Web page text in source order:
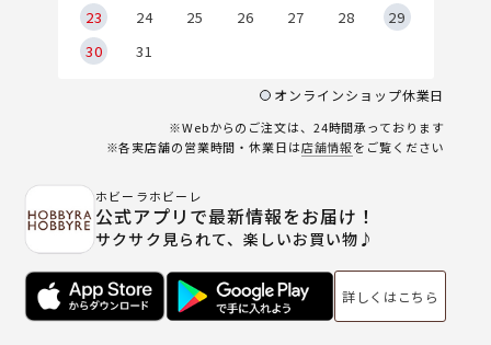
23
24 25 26 27 28
29
30
31
オンラインショップ休業日
※Webからのご注文は、24時間承っております
※各実店舗の営業時間・休業日は店舗情報をご覧ください
ホビーラホビーレ
公式アプリで最新情報をお届け！
サクサク見られて、楽しいお買い物♪
詳しくはこちら